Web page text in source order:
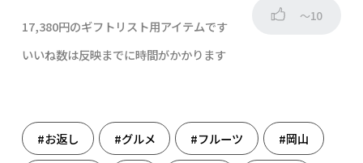
17,380円のギフトリスト用アイテムです
～10
いいね数は反映までに時間がかかります
#お返し #グルメ #フルーツ #岡山